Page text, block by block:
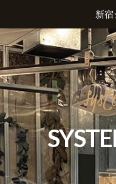
新宿